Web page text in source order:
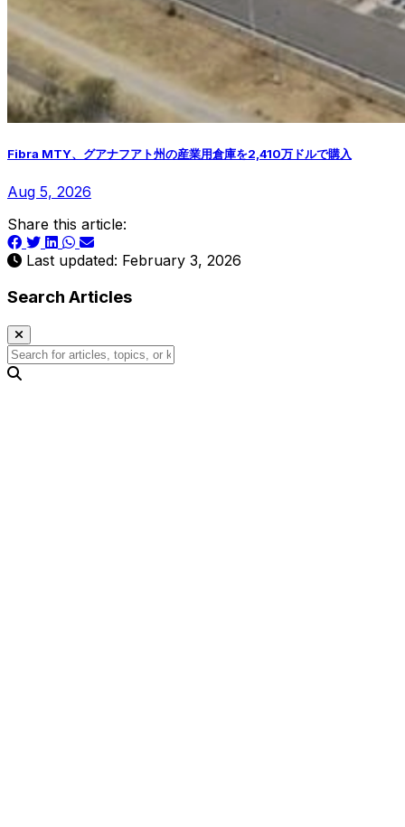
Fibra MTY、グアナフアト州の産業用倉庫を2,410万ドルで購入
Aug 5, 2026
Share this article:
Last updated: February 3, 2026
Search Articles